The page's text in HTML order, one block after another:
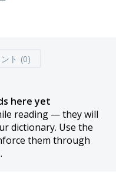
ト (0)
here yet
reading — they will
dictionary. Use the
them through